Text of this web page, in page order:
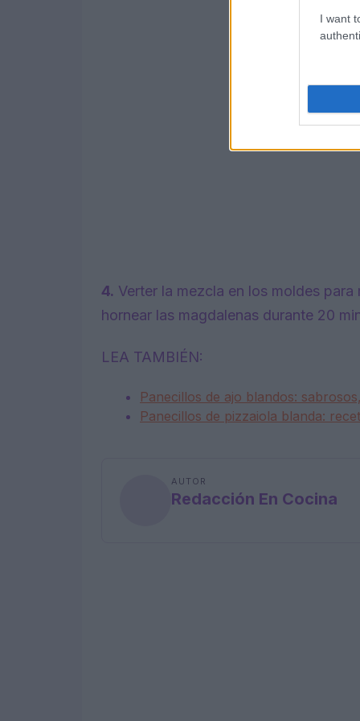
I want
4. Verter la mezcla en los moldes
hornear las magdalenas durante 20
LEA TAMBIÉN:
Panecillos de ajo blandos:
Panecillos de pizzaiola blanda:
AUTOR
Redacción En Cocina